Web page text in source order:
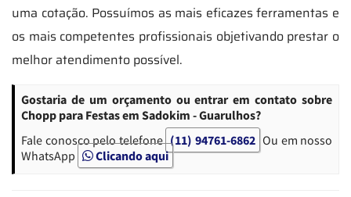
uma cotação. Possuímos as mais eficazes ferramentas e
os mais competentes profissionais objetivando prestar o
melhor atendimento possível.
Gostaria de um orçamento ou entrar em contato sobre
Chopp para Festas em Sadokim - Guarulhos?
Fale conosco pelo telefone (11) 94761-6862 Ou em nosso
WhatsApp
Clicando aqui